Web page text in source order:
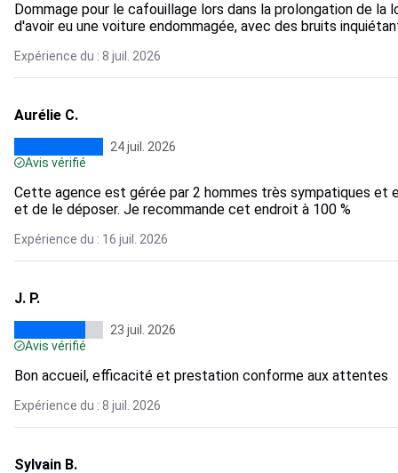
Dommage pour le cafouillage lors dans la prolongation de
d'avoir eu une voiture endommagée, avec des bruits
Expérience du : 8 juil. 2026
Aurélie C.
24 juil. 2026
Avis vérifié
Cette agence est gérée par 2 hommes très sympatiques
et de le déposer. Je recommande cet endroit à 100 %
Expérience du : 16 juil. 2026
J. P.
23 juil. 2026
Avis vérifié
Bon accueil, efficacité et prestation conforme aux attentes
Expérience du : 8 juil. 2026
Sylvain B.